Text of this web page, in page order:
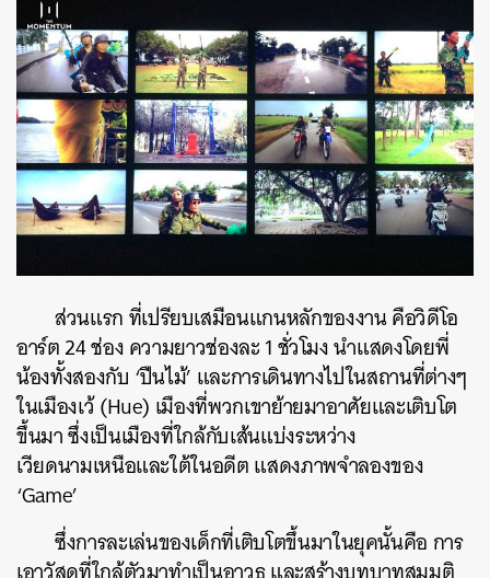
ส่วนแรก ที่เปรียบเสมือนแกนหลักของงาน คือวิดีโอ
อาร์ต 24 ช่อง ความยาวช่องละ 1 ชั่วโมง นำแสดงโดยพี่
น้องทั้งสองกับ ‘ปืนไม้’ และการเดินทางไปในสถานที่ต่างๆ
ในเมืองเว้ (Hue) เมืองที่พวกเขาย้ายมาอาศัยและเติบโต
ขึ้นมา ซึ่งเป็นเมืองที่ใกล้กับเส้นแบ่งระหว่าง
เวียดนามเหนือและใต้ในอดีต แสดงภาพจำลองของ
‘Game’
ซึ่งการละเล่นของเด็กที่เติบโตขึ้นมาในยุคนั้นคือ การ